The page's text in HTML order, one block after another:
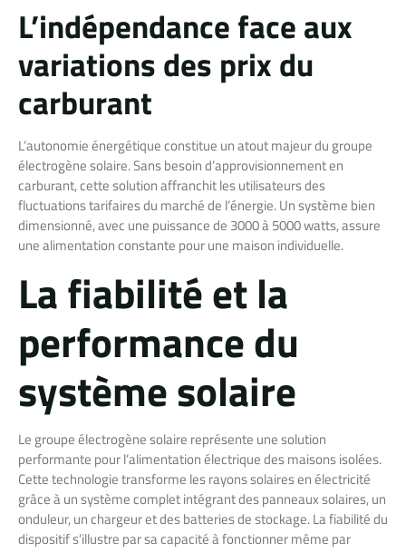
L’indépendance face aux
variations des prix du
carburant
L’autonomie énergétique constitue un atout majeur du groupe
électrogène solaire. Sans besoin d’approvisionnement en
carburant, cette solution affranchit les utilisateurs des
fluctuations tarifaires du marché de l’énergie. Un système bien
dimensionné, avec une puissance de 3000 à 5000 watts, assure
une alimentation constante pour une maison individuelle.
La fiabilité et la
performance du
système solaire
Le groupe électrogène solaire représente une solution
performante pour l’alimentation électrique des maisons isolées.
Cette technologie transforme les rayons solaires en électricité
grâce à un système complet intégrant des panneaux solaires, un
onduleur, un chargeur et des batteries de stockage. La fiabilité du
dispositif s’illustre par sa capacité à fonctionner même par